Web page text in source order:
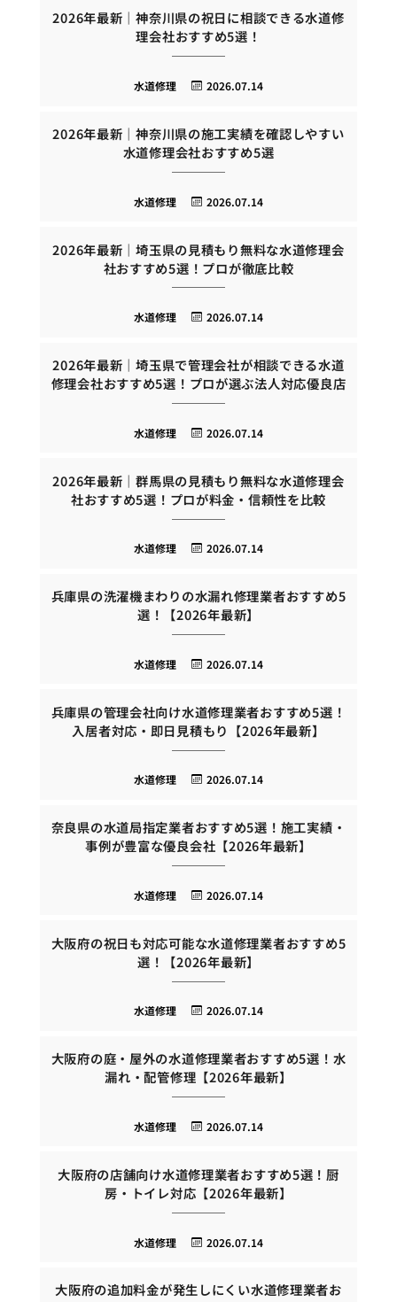
2026年最新｜神奈川県の祝日に相談できる水道修
理会社おすすめ5選！
2026.07.14
水道修理
2026年最新｜神奈川県の施工実績を確認しやすい
水道修理会社おすすめ5選
2026.07.14
水道修理
2026年最新｜埼玉県の見積もり無料な水道修理会
社おすすめ5選！プロが徹底比較
2026.07.14
水道修理
2026年最新｜埼玉県で管理会社が相談できる水道
修理会社おすすめ5選！プロが選ぶ法人対応優良店
2026.07.14
水道修理
2026年最新｜群馬県の見積もり無料な水道修理会
社おすすめ5選！プロが料金・信頼性を比較
2026.07.14
水道修理
兵庫県の洗濯機まわりの水漏れ修理業者おすすめ5
選！【2026年最新】
2026.07.14
水道修理
兵庫県の管理会社向け水道修理業者おすすめ5選！
入居者対応・即日見積もり【2026年最新】
2026.07.14
水道修理
奈良県の水道局指定業者おすすめ5選！施工実績・
事例が豊富な優良会社【2026年最新】
2026.07.14
水道修理
大阪府の祝日も対応可能な水道修理業者おすすめ5
選！【2026年最新】
2026.07.14
水道修理
大阪府の庭・屋外の水道修理業者おすすめ5選！水
漏れ・配管修理【2026年最新】
2026.07.14
水道修理
大阪府の店舗向け水道修理業者おすすめ5選！厨
房・トイレ対応【2026年最新】
2026.07.14
水道修理
大阪府の追加料金が発生しにくい水道修理業者お